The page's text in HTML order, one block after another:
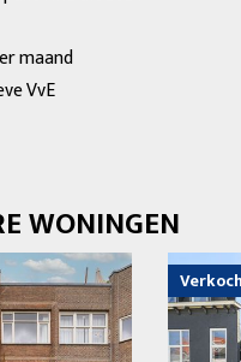
maand
VvE
WONINGEN